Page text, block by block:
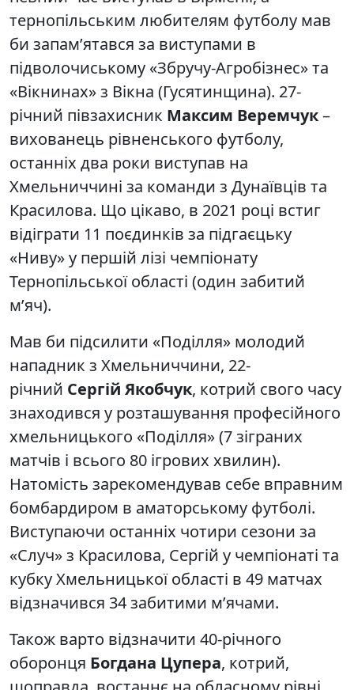
тернопільським любителям футболу мав
би запам’ятався за виступами в
підволочиському «Збручу-Агробізнес» та
«Вікнинах» з Вікна (Гусятинщина). 27-
річний півзахисник Максим Веремчук–
вихованець рівненського футболу,
останніх два роки виступав на
Хмельниччині за команди з Дунаївців та
Красилова. Що цікаво, в 2021 році встиг
відіграти 11 поєдинків за підгаєцьку
«Ниву» у першій лізі чемпіонату
Тернопільської області (один забитий
м’яч).
Мав би підсилити «Поділля» молодий
нападник з Хмельниччини, 22-
річний Сергій Якобчук, котрий свого часу
знаходився у розташування професійного
хмельницького «Поділля» (7 зіграних
матчів і всього 80 ігрових хвилин).
Натомість зарекомендував себе вправним
бомбардиром в аматорському футболі.
Виступаючи останніх чотири сезони за
«Случ» з Красилова, Сергій у чемпіонаті та
кубку Хмельницької області в 49 матчах
відзначився 34 забитими м’ячами.
Також варто відзначити 40-річного
оборонця Богдана Цупера, котрий,